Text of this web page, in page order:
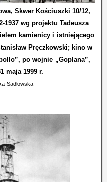
Skwer Kościuszki 10/12,
1937 wg projektu Tadeusza
kamienicy i istniejącego
Pręczkowski; kino w
po wojnie „Goplana”,
maja 1999 r.
Sadłowska